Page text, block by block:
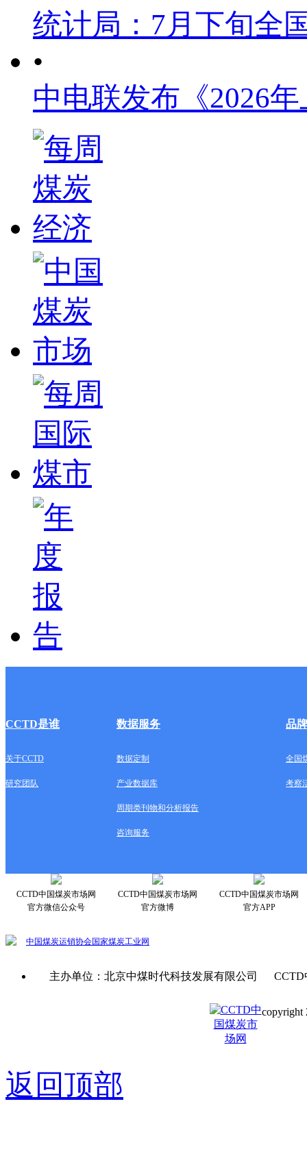
统计局：7月下旬全
•
中电联发布《2026
CCTD是谁 数据服务 品
关于CCTD 数据定制 全国
研究团队 产业数据库 考察
周期类刊物和分析报告
咨询服务
CCTD中国煤炭市场网
官方微信公众号
CCTD中国煤炭市场网
官方微博
CCTD中国煤炭市场网
官方APP
中国煤炭运销协会国家煤炭工业网
主办单位：北京中煤时代科技发展有限公司
copyright
返回顶部